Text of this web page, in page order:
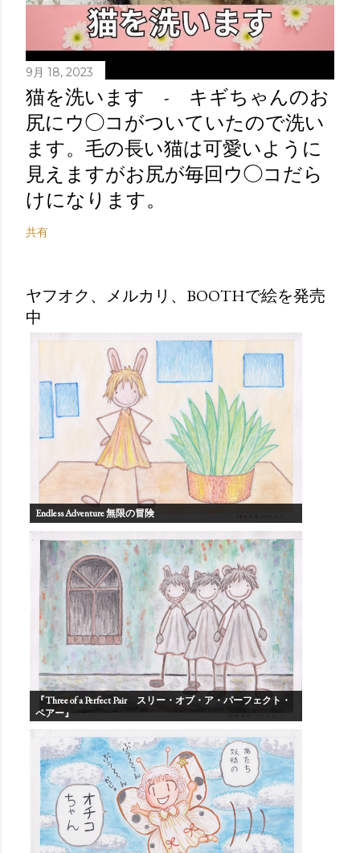
9月 18, 2023
猫を洗います - キギちゃんのお
尻にウ◯コがついていたので洗い
ます。毛の長い猫は可愛いように
見えますがお尻が毎回ウ◯コだら
けになります。
共有
ヤフオク、メルカリ、BOOTHで絵を発売
中
Endless Adventure 無限の冒険
『Three of a Perfect Pair スリー・オブ・ア・パーフェクト・
ペアー』